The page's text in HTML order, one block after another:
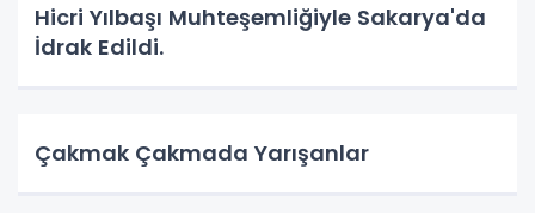
Hicri Yılbaşı Muhteşemliğiyle Sakarya'da
İdrak Edildi.
Çakmak Çakmada Yarışanlar